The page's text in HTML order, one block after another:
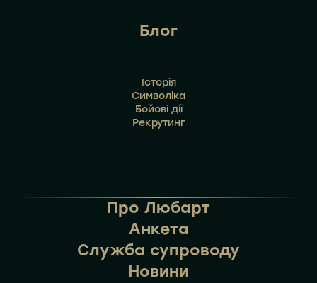
Блог
Історія
Символіка
Бойові дії
Рекрутинг
Про Любарт
Анкета
Служба супроводу
Новини